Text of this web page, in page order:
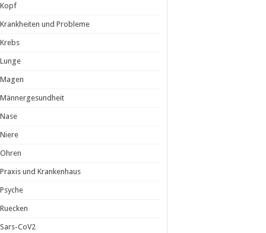
Kopf
Krankheiten und Probleme
Krebs
Lunge
Magen
Männergesundheit
Nase
Niere
Ohren
Praxis und Krankenhaus
Psyche
Ruecken
Sars-CoV2